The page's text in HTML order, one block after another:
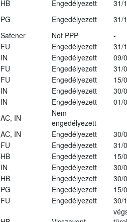
HB Engedélyezett
31/
PG Engedélyezett
31/
Safener Not PPP
-
FU Engedélyezett
31/
IN Engedélyezett
09/
FU Engedélyezett
31/
FU Engedélyezett
15/
IN Engedélyezett
30/
IN Engedélyezett
01/
AC, IN
Nem
engedélyezett
AC, IN Engedélyezett
30/
FU Engedélyezett
31/
HB Engedélyezett
15/
IN Engedélyezett
30/
HB Engedélyezett
30/
PG Engedélyezett
15/
FU Engedélyezett
30/